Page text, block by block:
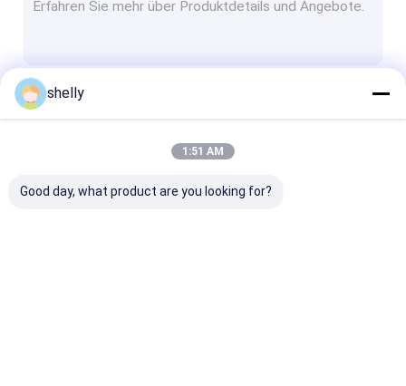
Luxusweihnachtsverpacken
shelly
1:51 AM
Good day, what product are you looking for?